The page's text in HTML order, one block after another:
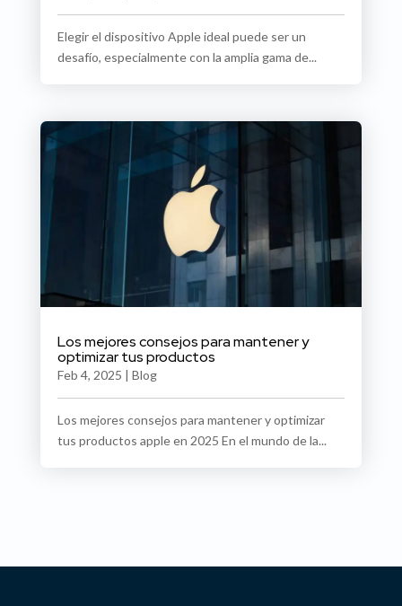
Elegir el dispositivo Apple ideal puede ser un
desafío, especialmente con la amplia gama de...
Los mejores consejos para mantener y
optimizar tus productos
Feb 4, 2025 | Blog
Los mejores consejos para mantener y optimizar
tus productos apple en 2025 En el mundo de la...